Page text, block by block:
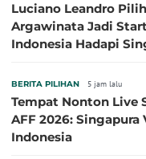
Luciano Leandro
Argawinata Jadi
Indonesia Hadapi
BERITA PILIHAN 5 jam lalu
Tempat Nonton Live
AFF 2026: Singapura
Indonesia